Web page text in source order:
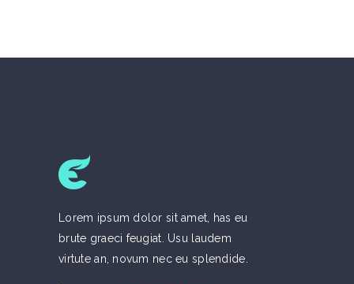
Lorem ipsum dolor sit amet, has eu
brute graeci feugiat. Usu laudem
virtute an, novum nec eu splendide.